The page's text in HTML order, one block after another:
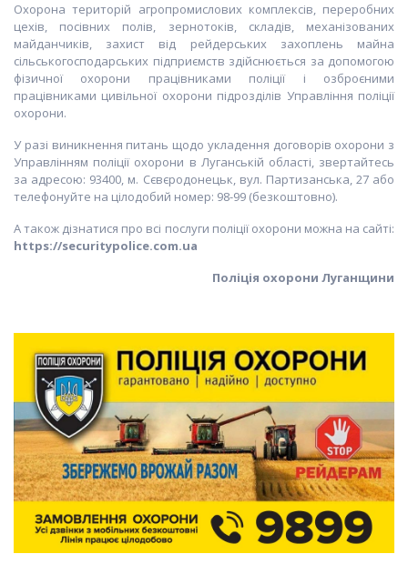
Охорона територій агропромислових комплексів, переробних
цехів, посівних полів, зернотоків, складів, механізованих
майданчиків, захист від рейдерських захоплень майна
сільськогосподарських підприємств здійснюється за допомогою
фізичної охорони працівниками поліції і озброєними
працівниками цивільної охорони підрозділів Управління поліції
охорони.
У разі виникнення питань щодо укладення договорів охорони з
Управлінням поліції охорони в Луганській області, звертайтесь
за адресою: 93400, м. Сєвєродонецьк, вул. Партизанська, 27 або
телефонуйте на цілодобий номер: 98-99 (безкоштовно).
А також дізнатися про всі послуги поліції охорони можна на сайті:
https://securitypolice.com.ua
Поліція охорони Луганщини